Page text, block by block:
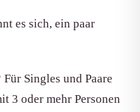
es sich, ein paar
Für Singles und Paare
3 oder mehr Personen